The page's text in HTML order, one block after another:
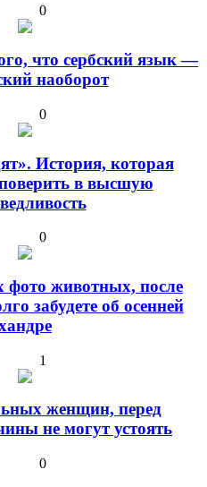
0
что сербский язык —
наоборот
0
История, которая
поверить в высшую
0
фото животных, после
забудете об осенней
1
женщин, перед
не могут устоять
0